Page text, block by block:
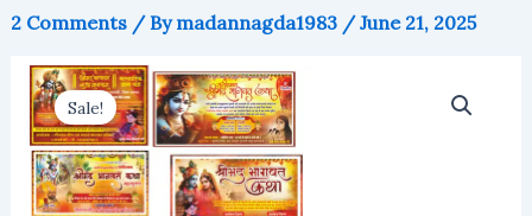
2 Comments / Bymadannagda1983 /June 21, 2025
Sale!